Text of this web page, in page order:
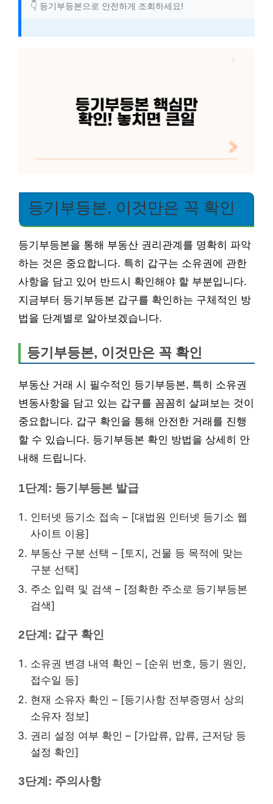
👇 등기부등본으로 안전하게 조회하세요!
등기부등본, 이것만은 꼭 확인
등기부등본을 통해 부동산 권리관계를 명확히 파악
하는 것은 중요합니다. 특히 갑구는 소유권에 관한
사항을 담고 있어 반드시 확인해야 할 부분입니다.
지금부터 등기부등본 갑구를 확인하는 구체적인 방
법을 단계별로 알아보겠습니다.
등기부등본, 이것만은 꼭 확인
부동산 거래 시 필수적인 등기부등본, 특히 소유권
변동사항을 담고 있는 갑구를 꼼꼼히 살펴보는 것이
중요합니다. 갑구 확인을 통해 안전한 거래를 진행
할 수 있습니다. 등기부등본 확인 방법을 상세히 안
내해 드립니다.
1단계: 등기부등본 발급
인터넷 등기소 접속 – [대법원 인터넷 등기소 웹
사이트 이용]
부동산 구분 선택 – [토지, 건물 등 목적에 맞는
구분 선택]
주소 입력 및 검색 – [정확한 주소로 등기부등본
검색]
2단계: 갑구 확인
소유권 변경 내역 확인 – [순위 번호, 등기 원인,
접수일 등]
현재 소유자 확인 – [등기사항 전부증명서 상의
소유자 정보]
권리 설정 여부 확인 – [가압류, 압류, 근저당 등
설정 확인]
3단계: 주의사항